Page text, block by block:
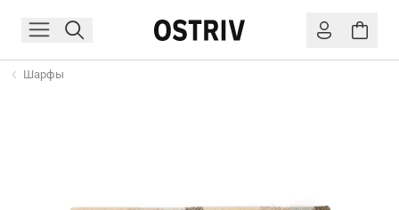
Шарфы